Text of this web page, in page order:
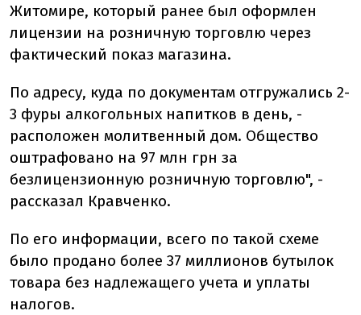
Житомире, который ранее был оформлен
лицензии на розничную торговлю через
фактический показ магазина.
По адресу, куда по документам отгружались 2-
3 фуры алкогольных напитков в день, -
расположен молитвенный дом. Общество
оштрафовано на 97 млн грн за
безлицензионную розничную торговлю", -
рассказал Кравченко.
По его информации, всего по такой схеме
было продано более 37 миллионов бутылок
товара без надлежащего учета и уплаты
налогов.